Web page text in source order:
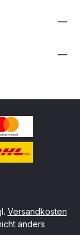
Versandkosten
anders